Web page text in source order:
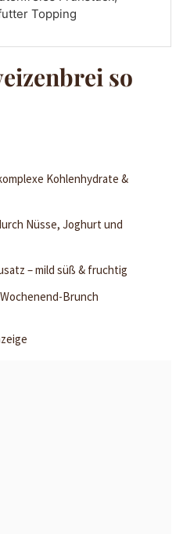
Topping
so
Kohlenhydrate &
Nüsse, Joghurt und
– mild süß & fruchtig
Brunch